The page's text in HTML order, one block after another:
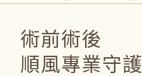
術前術後
順風專業守護